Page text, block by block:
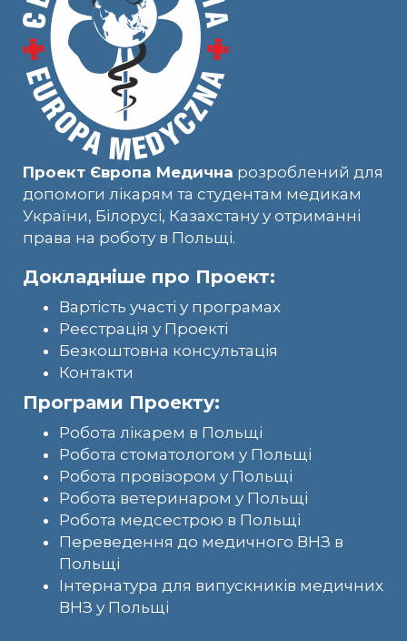
Проект Європа Медична розроблений для
допомоги лікарям та студентам медикам
України, Білорусі, Казахстану у отриманні
права на роботу в Польщі.
Докладніше про Проект:
Вартість участі у програмах
Реєстрація у Проекті
Безкоштовна консультація
Контакти
Програми Проекту:
Робота лікарем в Польщі
Робота стоматологом у Польщі
Робота провізором у Польщі
Робота ветеринаром у Польщі
Робота медсестрою в Польщі
Переведення до медичного ВНЗ в
Польщі
Інтернатура для випускників медичних
ВНЗ у Польщі